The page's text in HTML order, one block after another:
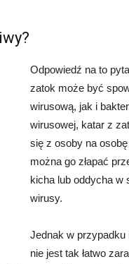
Odpowiedź na to
zatok może być
wirusową, jak i
wirusowej, katar z
się z osoby na
można go złapać
kicha lub oddycha w
wirusy.
Jednak w przypadku
nie jest tak łatwo